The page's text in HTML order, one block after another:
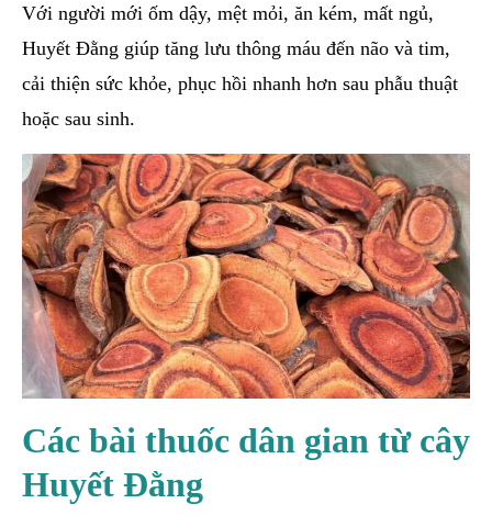
Với người mới ốm dậy, mệt mỏi, ăn kém, mất ngủ,
Huyết Đằng giúp tăng lưu thông máu đến não và tim,
cải thiện sức khỏe, phục hồi nhanh hơn sau phẫu thuật
hoặc sau sinh.
Các bài thuốc dân gian từ cây
Huyết Đằng